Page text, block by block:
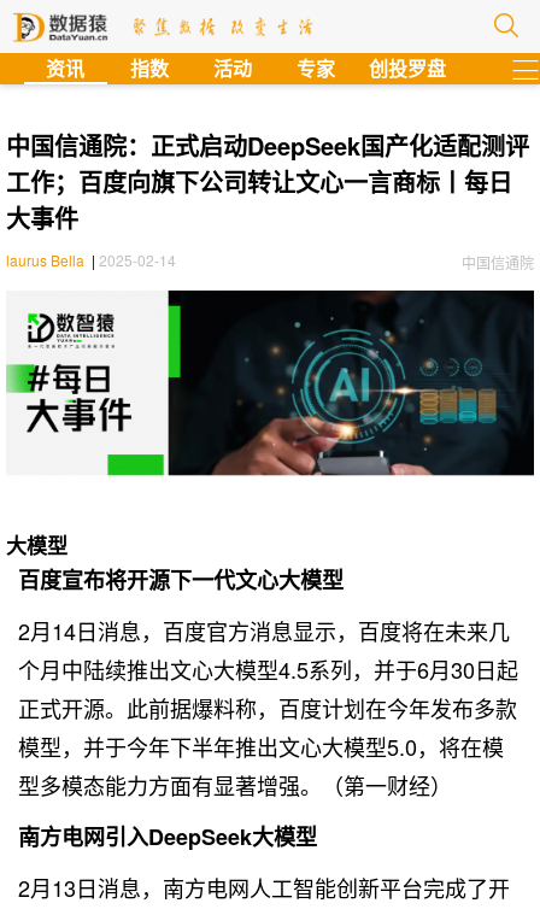
资讯 指数 活动 专家 创投罗盘
中国信通院：正式启动DeepSeek国产化适配测评
工作；百度向旗下公司转让文心一言商标丨每日
大事件
中国信通院
laurus Bella | 2025-02-14
大模型
百度宣布将开源下一代文心大模型
2月14日消息，百度官方消息显示，百度将在未来几
个月中陆续推出文心大模型4.5系列，并于6月30日起
正式开源。此前据爆料称，百度计划在今年发布多款
模型，并于今年下半年推出文心大模型5.0，将在模
型多模态能力方面有显著增强。（第一财经）
南方电网引入DeepSeek大模型
2月13日消息，南方电网人工智能创新平台完成了开